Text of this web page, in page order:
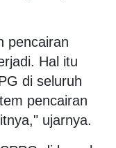
pencairan
Hal itu
di seluruh
pencairan
ujarnya.